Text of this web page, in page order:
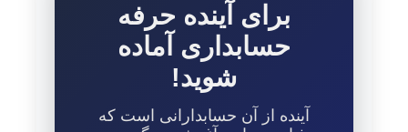
برای آینده حرفه
حسابداری آماده
شوید!
آینده از آن حسابدارانی است که